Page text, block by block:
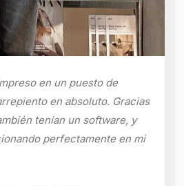
en un puesto de
en absoluto. Gracias
tenían un software, y
perfectamente en mi